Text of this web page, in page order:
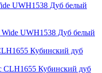
UWH1538 Дуб белый
Кубинский дуб